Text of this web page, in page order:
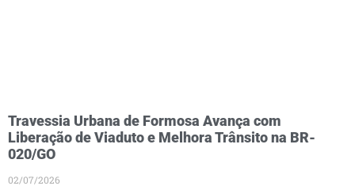
Travessia Urbana de Formosa Avança com
Liberação de Viaduto e Melhora Trânsito na BR-
020/GO
02/07/2026